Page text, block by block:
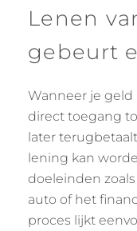
Lenen
gebeurt
Wanneer je geld
direct toegang
later
lening kan
doeleinden
auto of het
proces lijkt